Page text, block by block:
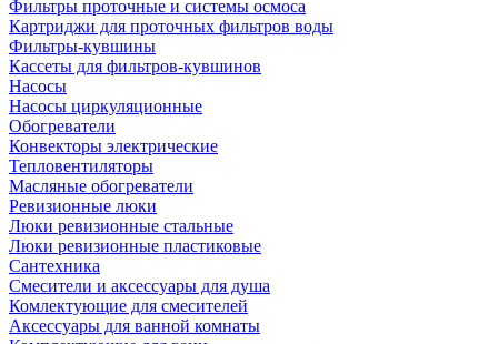
Фильтры проточные и системы осмоса
Картриджи для проточных фильтров воды
Фильтры-кувшины
Кассеты для фильтров-кувшинов
Насосы
Насосы циркуляционные
Обогреватели
Конвекторы электрические
Тепловентиляторы
Масляные обогреватели
Ревизионные люки
Люки ревизионные стальные
Люки ревизионные пластиковые
Сантехника
Смесители и аксессуары для душа
Комлектующие для смесителей
Аксессуары для ванной комнаты